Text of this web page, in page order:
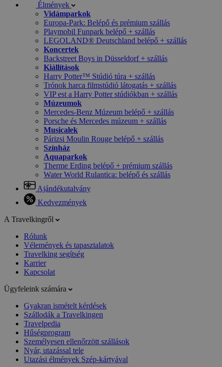
Élmények
Vidámparkok
Europa-Park: Belépő és prémium szállás
Playmobil Funpark belépő + szállás
LEGOLAND® Deutschland belépő + szállás
Koncertek
Backstreet Boys in Düsseldorf + szállás
Kiállítások
Harry Potter™ Stúdió túra + szállás
Trónok harca filmstúdió látogatás + szállás
VIP est a Harry Potter stúdiókban + szállás
Múzeumok
Mercedes-Benz Múzeum belépő + szállás
Porsche és Mercedes múzeum + szállás
Musicalek
Párizsi Moulin Rouge belépő + szállás
Színház
Aquaparkok
Therme Erding belépő + prémium szállás
Water World Rulantica: belépő és szállás
Ajándékutalvány
Kedvezmények
A Travelkingről
Rólunk
Vélemények és tapasztalatok
Travelking segítség
Karrier
Kapcsolat
Ügyfeleink számára
Gyakran ismételt kérdések
Szállodák a Travelkingen
Travelpedia
Hűségprogram
Személyesen ellenőrzött szállások
Nyár, utazással tele
Utazási élmények Szép-kártyával